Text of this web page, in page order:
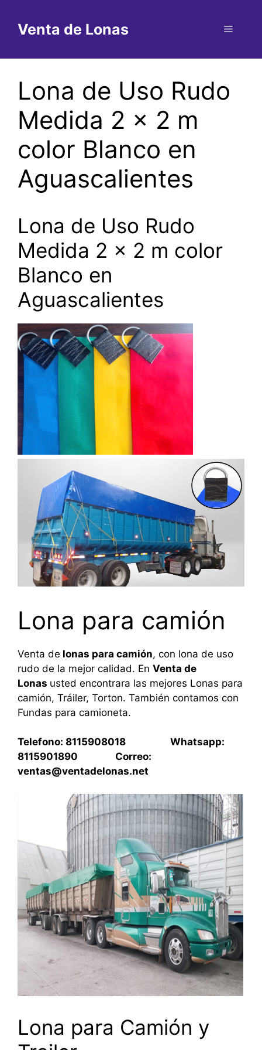
contenido
Venta de Lonas Menú
Lona de Uso Rudo
Medida 2 x 2 m
color Blanco en
Aguascalientes
Lona de Uso Rudo
Medida 2 x 2 m color
Blanco en
Aguascalientes
Lona para camión
Venta de lonas para camión, con lona de uso
rudo de la mejor calidad. En Venta de
Lonas usted encontrara las mejores Lonas para
camión, Tráiler, Torton. También contamos con
Fundas para camioneta.
Telefono: 8115908018 Whatsapp:
8115901890 Correo:
ventas@ventadelonas.net
Lona para Camión y